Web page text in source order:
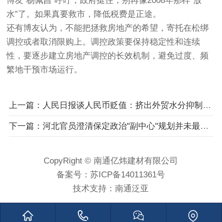
水”了。如果真要救市，降低税费是正途。
还有博友认为，不能把拯救房地产的希望，寄托在松绑
调控或者取消限购上。调控政策要保持稳定性和连续
性，要逐步建立房地产调控的长效机制，避免过度、频
繁地干预市场运行。
上一篇：人民日报谈人民币贬值：挤出外贸水分抑制楼市投机
下一篇：河北官员澄清保定政治"副中心"规划并未最终定稿
CopyRight © 南通亿炜建材有限公司
备案号：苏ICP备14011361号
技术支持：南通泛亚